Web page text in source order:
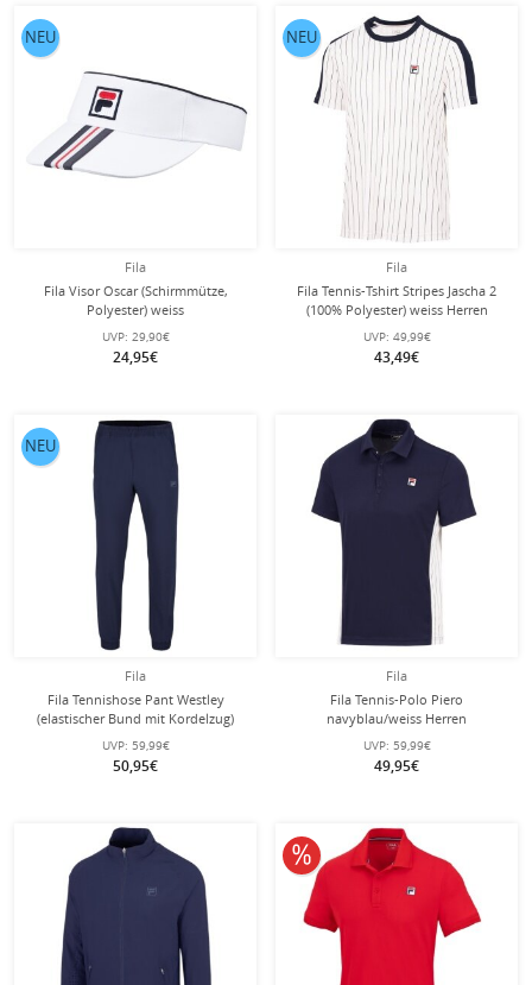
Fila
Fila Visor Oscar (Schirmmütze,
Polyester) weiss
UVP: 29,90€
24,95€
NEU
Fila
Fila Tennis-Tshirt Stripes Jascha 2
(100% Polyester) weiss Herren
UVP: 49,99€
43,49€
NEU
Fila
Fila Tennishose Pant Westley
(elastischer Bund mit Kordelzug)
lang navyblau Herren
UVP: 59,99€
50,95€
NEU
Fila
Fila Tennis-Polo Piero
navyblau/weiss Herren
UVP: 59,99€
49,95€
10% reduziert